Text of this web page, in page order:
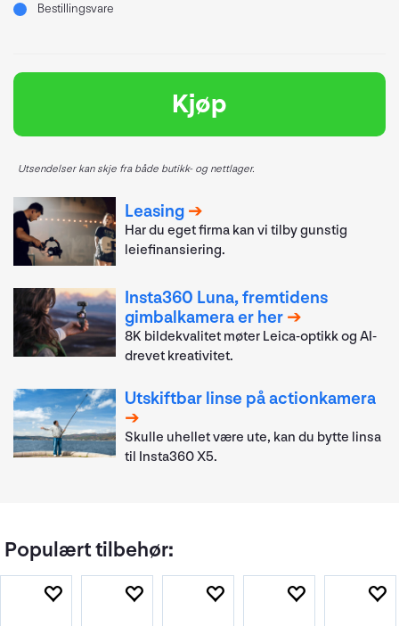
Bestillingsvare
Kjøp
Utsendelser kan skje fra både butikk- og nettlager.
Leasing
Har du eget firma kan vi tilby gunstig
leiefinansiering.
Insta360 Luna, fremtidens
gimbalkamera er her
8K bildekvalitet møter Leica-optikk og AI-
drevet kreativitet.
Utskiftbar linse på actionkamera
Skulle uhellet være ute, kan du bytte linsa
til Insta360 X5.
Populært tilbehør: